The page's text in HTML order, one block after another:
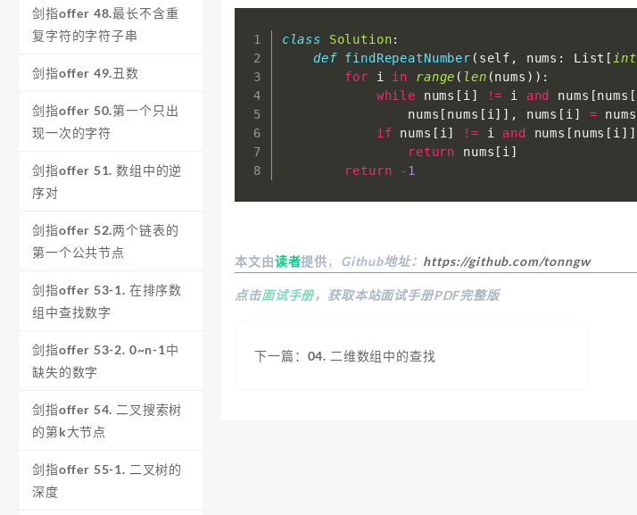
class Solution:
def findRepeatNumber ( self , nums : List [ int
for i in range ( len (nums ) ) :
while nums [ i ] != i and nums [nums [
                nums
[ nums [ i ] ] , nums [ i ] = nums
if nums [ i ] != i and nums [ nums [ i ] ]
return nums [ i ]
return
- 1
本文由读者提供， Github地址： https://github.com/tonngw
点击面试手册，获取本站面试手册PDF完整版
下一篇：04. 二维数组中的查找
剑指offer 48.最长不含重
复字符的字符子串
剑指offer 49.丑数
剑指offer 50.第一个只出
现一次的字符
剑指offer 51. 数组中的逆
序对
剑指offer 52.两个链表的
第一个公共节点
剑指offer 53-1. 在排序数
组中查找数字
剑指offer 53-2. 0~n-1中
缺失的数字
剑指offer 54. 二叉搜索树
的第k大节点
剑指offer 55-1. 二叉树的
深度